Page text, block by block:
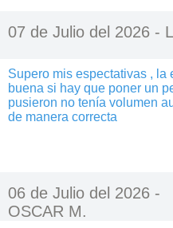
07 de Julio del 2026 -
Supero mis espectativas ,
buena si hay que poner un
pusieron no tenía volumen
de manera correcta
06 de Julio del 2026 -
OSCAR M.